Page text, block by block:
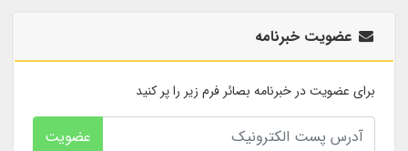
عضویت خبرنامه
برای عضویت در خبرنامه بصائر فرم زیر را پر کنید
عضویت